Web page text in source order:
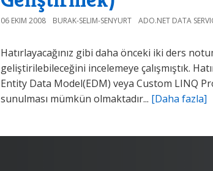
06 EKIM 2008 BURAK-SELIM-SENYURT ADO.NET DATA
Hatırlayacağınız gibi daha önceki iki ders
geliştirilebileceğini incelemeye çalışmıştık.
Entity Data Model(EDM) veya Custom LINQ
sunulması mümkün olmaktadır... [Daha fazla]